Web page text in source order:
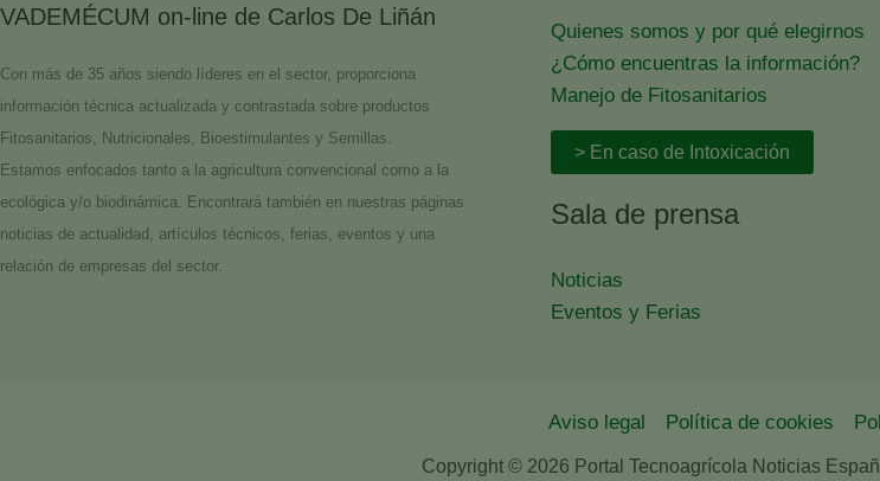
VADEMÉCUM on-line de Carlos De Liñán
Con más de 35 años siendo líderes en el sector, proporciona
información técnica actualizada y contrastada sobre productos
Fitosanitarios, Nutricionales, Bioestimulantes y Semillas.
Estamos enfocados tanto a la agricultura convencional como a la
ecológica y/o biodinámica. Encontrará también en nuestras páginas
noticias de actualidad, artículos técnicos, ferias, eventos y una
relación de empresas del sector.
Quienes somos y por qué elegirnos
¿Cómo encuentras la información?
Manejo de Fitosanitarios
> En caso de Intoxicación
Sala de prensa
Noticias
Eventos y Ferias
Aviso legal Política de cookies
Copyright © 2026 Portal Tecnoagrícola Noticias